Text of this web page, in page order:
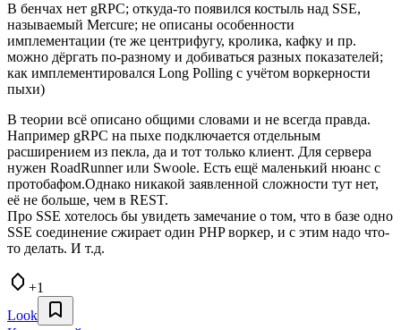
В бенчах нет gRPC; откуда-то появился костыль над SSE,
называемый Mercure; не описаны особенности
имплементации (те же центрифугу, кролика, кафку и пр.
можно дёргать по-разному и добиваться разных показателей;
как имплементировался Long Polling с учётом воркерности
пыхи)
В теории всё описано общими словами и не всегда правда.
Например gRPC на пыхе подключается отдельным
расширением из пекла, да и тот только клиент. Для сервера
нужен RoadRunner или Swoole. Есть ещё маленький нюанс с
протобафом.Однако никакой заявленной сложности тут нет,
её не больше, чем в REST.
Про SSE хотелось бы увидеть замечание о том, что в базе одно
SSE соединение сжирает один PHP воркер, и с этим надо что-
то делать. И т.д.
+1
Look